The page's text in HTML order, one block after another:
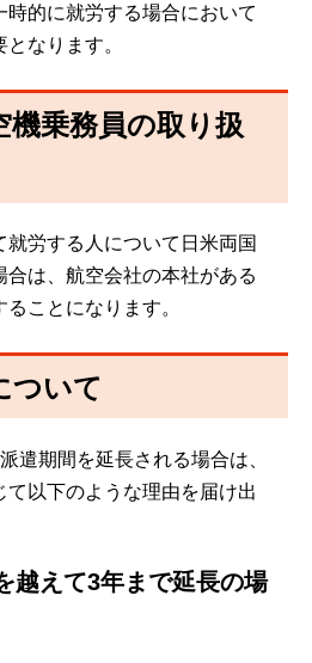
的に就労する場合において
なります。
機乗務員の取り扱
労する人について日米両国
は、航空会社の本社がある
ことになります。
ついて
遣期間を延長される場合は、
以下のような理由を届け出
越えて3年まで延長の場